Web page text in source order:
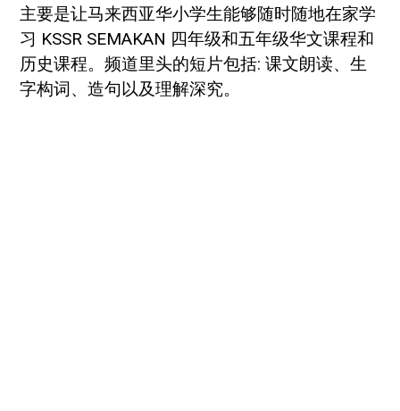
主要是让马来西亚华小学生能够随时随地在家学
习 KSSR SEMAKAN 四年级和五年级华文课程和
历史课程。频道里头的短片包括: 课文朗读、生
字构词、造句以及理解深究。